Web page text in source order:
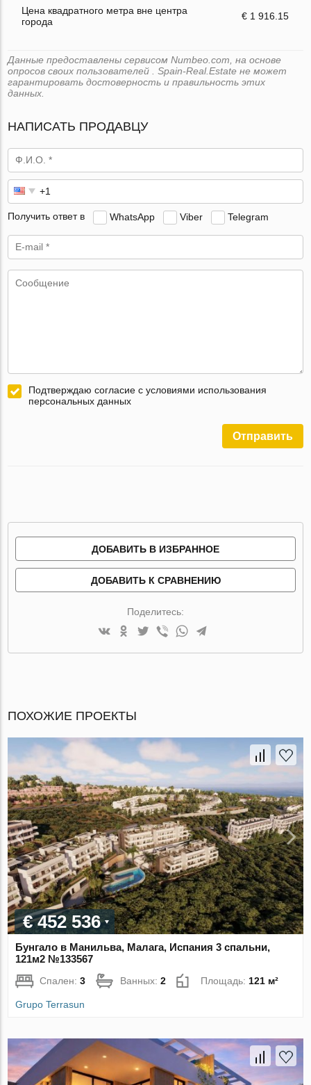
Цена квадратного метра вне центра
города
€ 1 916.15
Данные предоставлены сервисом Numbeo.com, на основе
опросов своих пользователей . Spain-Real.Estate не может
гарантировать достоверность и правильность этих
данных.
НАПИСАТЬ ПРОДАВЦУ
Получить ответ в WhatsApp Viber Telegram
Подтверждаю согласие с условиями использования
персональных данных
Отправить
ДОБАВИТЬ В ИЗБРАННОЕ
ДОБАВИТЬ К СРАВНЕНИЮ
Поделитесь:
ПОХОЖИЕ ПРОЕКТЫ
€ 452 536
Бунгало в Манильва, Малага, Испания 3 спальни,
121м2 №133567
Спален:3 Ванных:2 Площадь:121 м²
Grupo Terrasun